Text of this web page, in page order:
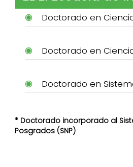
Doctorado en
Doctorado en
Doctorado en
* Doctorado incorporado al
Posgrados (SNP)